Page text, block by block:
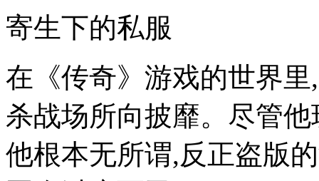
寄生下的私服
在《传奇》游戏的世界
杀战场所向披靡。尽管
他根本无所谓,反正盗版